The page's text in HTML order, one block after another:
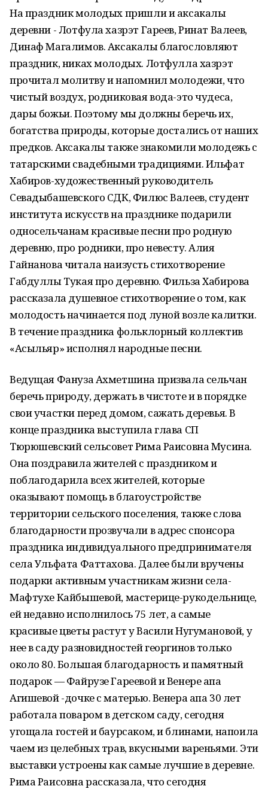
На праздник молодых пришли и аксакалы
деревни - Лотфула хазрэт Гареев, Ринат Валеев,
Динаф Магалимов. Аксакалы благословляют
праздник, никах молодых. Лотфулла хазрэт
прочитал молитву и напомнил молодежи, что
чистый воздух, родниковая вода-это чудеса,
дары божьи. Поэтому мы должны беречь их,
богатства природы, которые достались от наших
предков. Аксакалы также знакомили молодежь с
татарскими свадебными традициями. Ильфат
Хабиров-художественный руководитель
Севадыбашевского СДК, Филюс Валеев, студент
института искусств на празднике подарили
односельчанам красивые песни про родную
деревню, про родники, про невесту. Алия
Гайнанова читала наизусть стихотворение
Габдуллы Тукая про деревню. Фильза Хабирова
рассказала душевное стихотворение о том, как
молодость начинается под луной возле калитки.
В течение праздника фольклорный коллектив
«Асыльяр» исполнял народные песни.
Ведущая Фануза Ахметшина призвала сельчан
беречь природу, держать в чистоте и в порядке
свои участки перед домом, сажать деревья. В
конце праздника выступила глава СП
Тюрюшевский сельсовет Рима Раисовна Мусина.
Она поздравила жителей с праздником и
поблагодарила всех жителей, которые
оказывают помощь в благоустройстве
территории сельского поселения, также слова
благодарности прозвучали в адрес спонсора
праздника индивидуального предпринимателя
села Ульфата Фаттахова. Далее были вручены
подарки активным участникам жизни села-
Мафтухе Кайбышевой, мастерице-рукодельнице,
ей недавно исполнилось 75 лет, а самые
красивые цветы растут у Васили Нугумановой, у
нее в саду разновидностей георгинов только
около 80. Большая благодарность и памятный
подарок — Файрузе Гареевой и Венере апа
Агишевой -дочке с матерью. Венера апа 30 лет
работала поваром в детском саду, сегодня
угощала гостей и баурсаком, и блинами, напоила
чаем из целебных трав, вкусными вареньями. Эти
выставки устроены как самые лучшие в деревне.
Рима Раисовна рассказала, что сегодня